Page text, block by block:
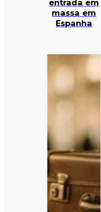
entrada em
massa em
Espanha